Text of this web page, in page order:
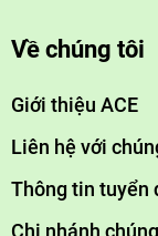
Về chúng tôi
Giới thiệu ACE
Liên hệ với
Thông tin tuyển
Chi nhánh